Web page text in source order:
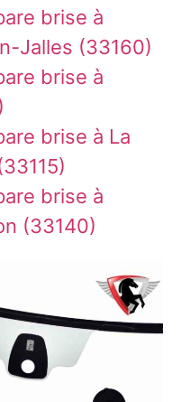
brise à
Jalles (33160)
brise à
brise à La
brise à
(33140)